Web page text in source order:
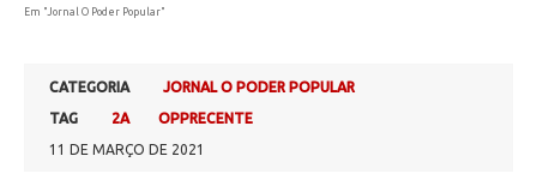
Em "Jornal O Poder Popular"
CATEGORIA
JORNAL O PODER POPULAR
TAG
2A
OPPRECENTE
11 DE MARÇO DE 2021